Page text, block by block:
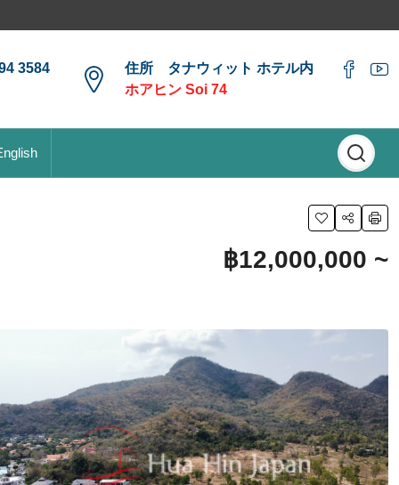
3584
住所 タナウィット ホテル内
ホアヒン Soi 74
฿12,000,000 ~